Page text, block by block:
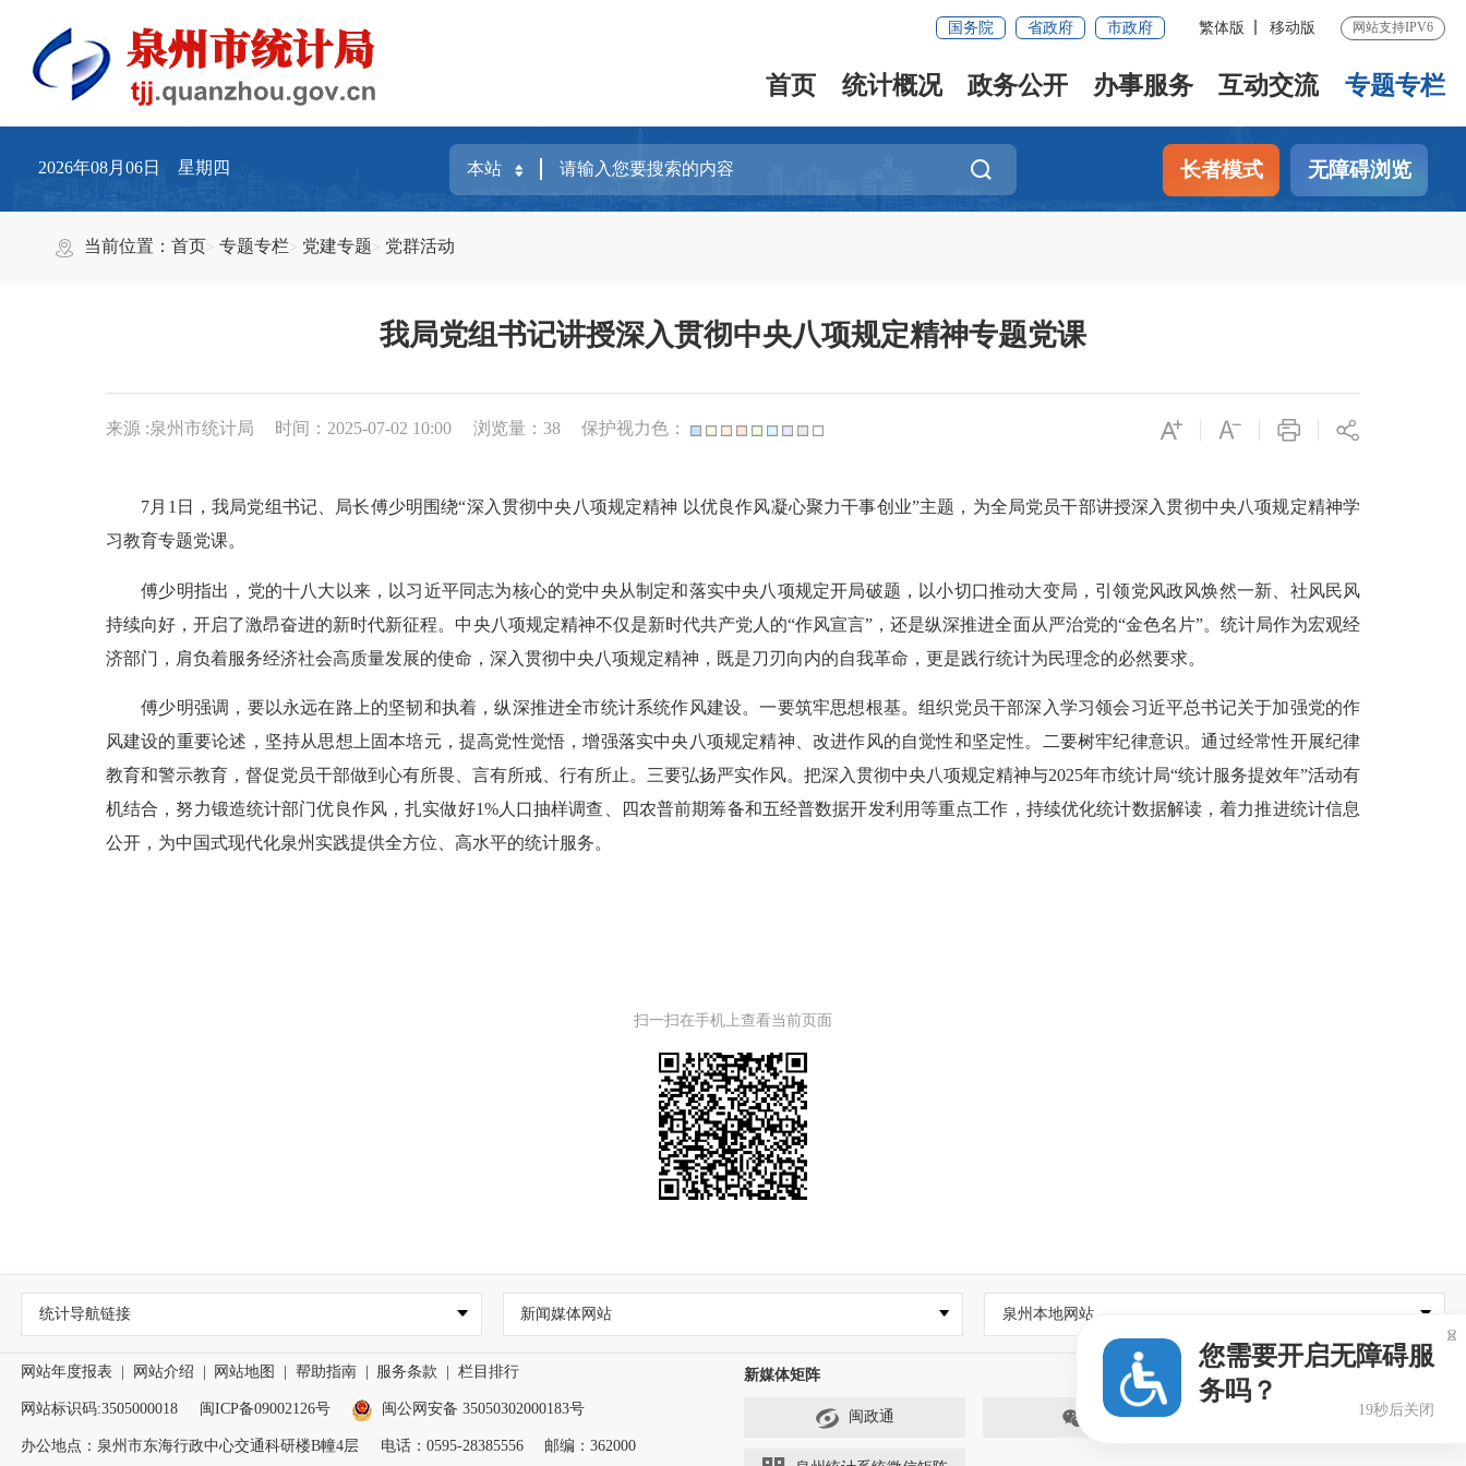
国务院 省政府 市政府 繁体版 移动版 网站支持IPV6
首页 统计概况 政务公开 办事服务 互动交流 专题专栏
2026年08月06日 星期四 长者模式 无障碍浏览
当前位置：首页 专题专栏 党建专题 党群活动
我局党组书记讲授深入贯彻中央八项规定精神专题党课
来源 :泉州市统计局 时间：2025-07-02 10:00 浏览量： 38 保护视力色：
7月1日，我局党组书记、局长傅少明围绕“深入贯彻中央八项规定精神 以优良作风凝心聚力干事创业”主题，为全局党员干部讲授深入贯彻中央八项规定精神学
习教育专题党课。
傅少明指出，党的十八大以来，以习近平同志为核心的党中央从制定和落实中央八项规定开局破题，以小切口推动大变局，引领党风政风焕然一新、社风民风
持续向好，开启了激昂奋进的新时代新征程。中央八项规定精神不仅是新时代共产党人的“作风宣言”，还是纵深推进全面从严治党的“金色名片”。统计局作为宏观经
济部门，肩负着服务经济社会高质量发展的使命，深入贯彻中央八项规定精神，既是刀刃向内的自我革命，更是践行统计为民理念的必然要求。
傅少明强调，要以永远在路上的坚韧和执着，纵深推进全市统计系统作风建设。一要筑牢思想根基。组织党员干部深入学习领会习近平总书记关于加强党的作
风建设的重要论述，坚持从思想上固本培元，提高党性觉悟，增强落实中央八项规定精神、改进作风的自觉性和坚定性。二要树牢纪律意识。通过经常性开展纪律
教育和警示教育，督促党员干部做到心有所畏、言有所戒、行有所止。三要弘扬严实作风。把深入贯彻中央八项规定精神与2025年市统计局“统计服务提效年”活动有
机结合，努力锻造统计部门优良作风，扎实做好1%人口抽样调查、四农普前期筹备和五经普数据开发利用等重点工作，持续优化统计数据解读，着力推进统计信息
公开，为中国式现代化泉州实践提供全方位、高水平的统计服务。
扫一扫在手机上查看当前页面
统计导航链接 新闻媒体网站 泉州本地网站
网站年度报表 网站介绍 网站地图 帮助指南 服务条款 栏目排行
网站标识码:3505000018 闽ICP备09002126号 闽公网安备 35050302000183号
办公地点：泉州市东海行政中心交通科研楼B幢4层 电话：0595-28385556 邮编：362000
新媒体矩阵
闽政通 微信
您需要开启无障碍服
务吗？
18秒后关闭
